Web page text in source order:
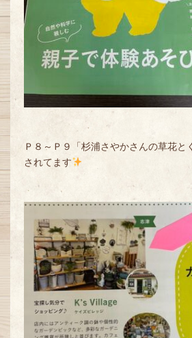
Ｐ８～Ｐ９「杉浦さやかさんの草花と
されてます